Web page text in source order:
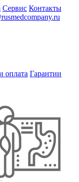
Сервис Контакты
оплата Гарантии